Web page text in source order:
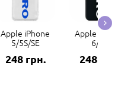
Apple iPhone
5/5S/SE
248 грн.
Apple
6/6S
248 грн.